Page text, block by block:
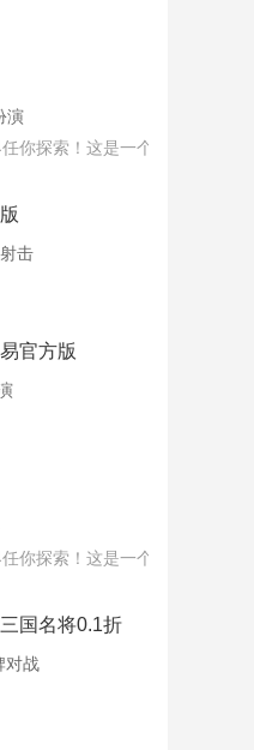
演
你探索！这是一个小提示字段。
击
官方版
你探索！这是一个小提示字段。
国名将0.1折
对战